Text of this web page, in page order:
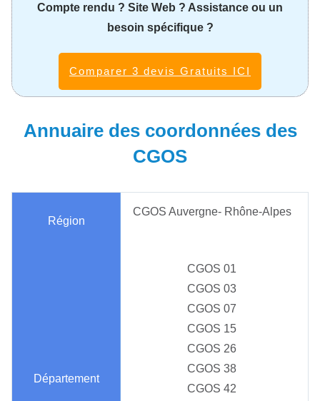
Compte rendu ? Site Web ? Assistance ou un
besoin spécifique ?
Comparer 3 devis Gratuits ICI
Annuaire des coordonnées des
CGOS
CGOS Auvergne- Rhône-Alpes
CGOS 01
CGOS 03
CGOS 07
CGOS 15
CGOS 26
CGOS 38
CGOS 42